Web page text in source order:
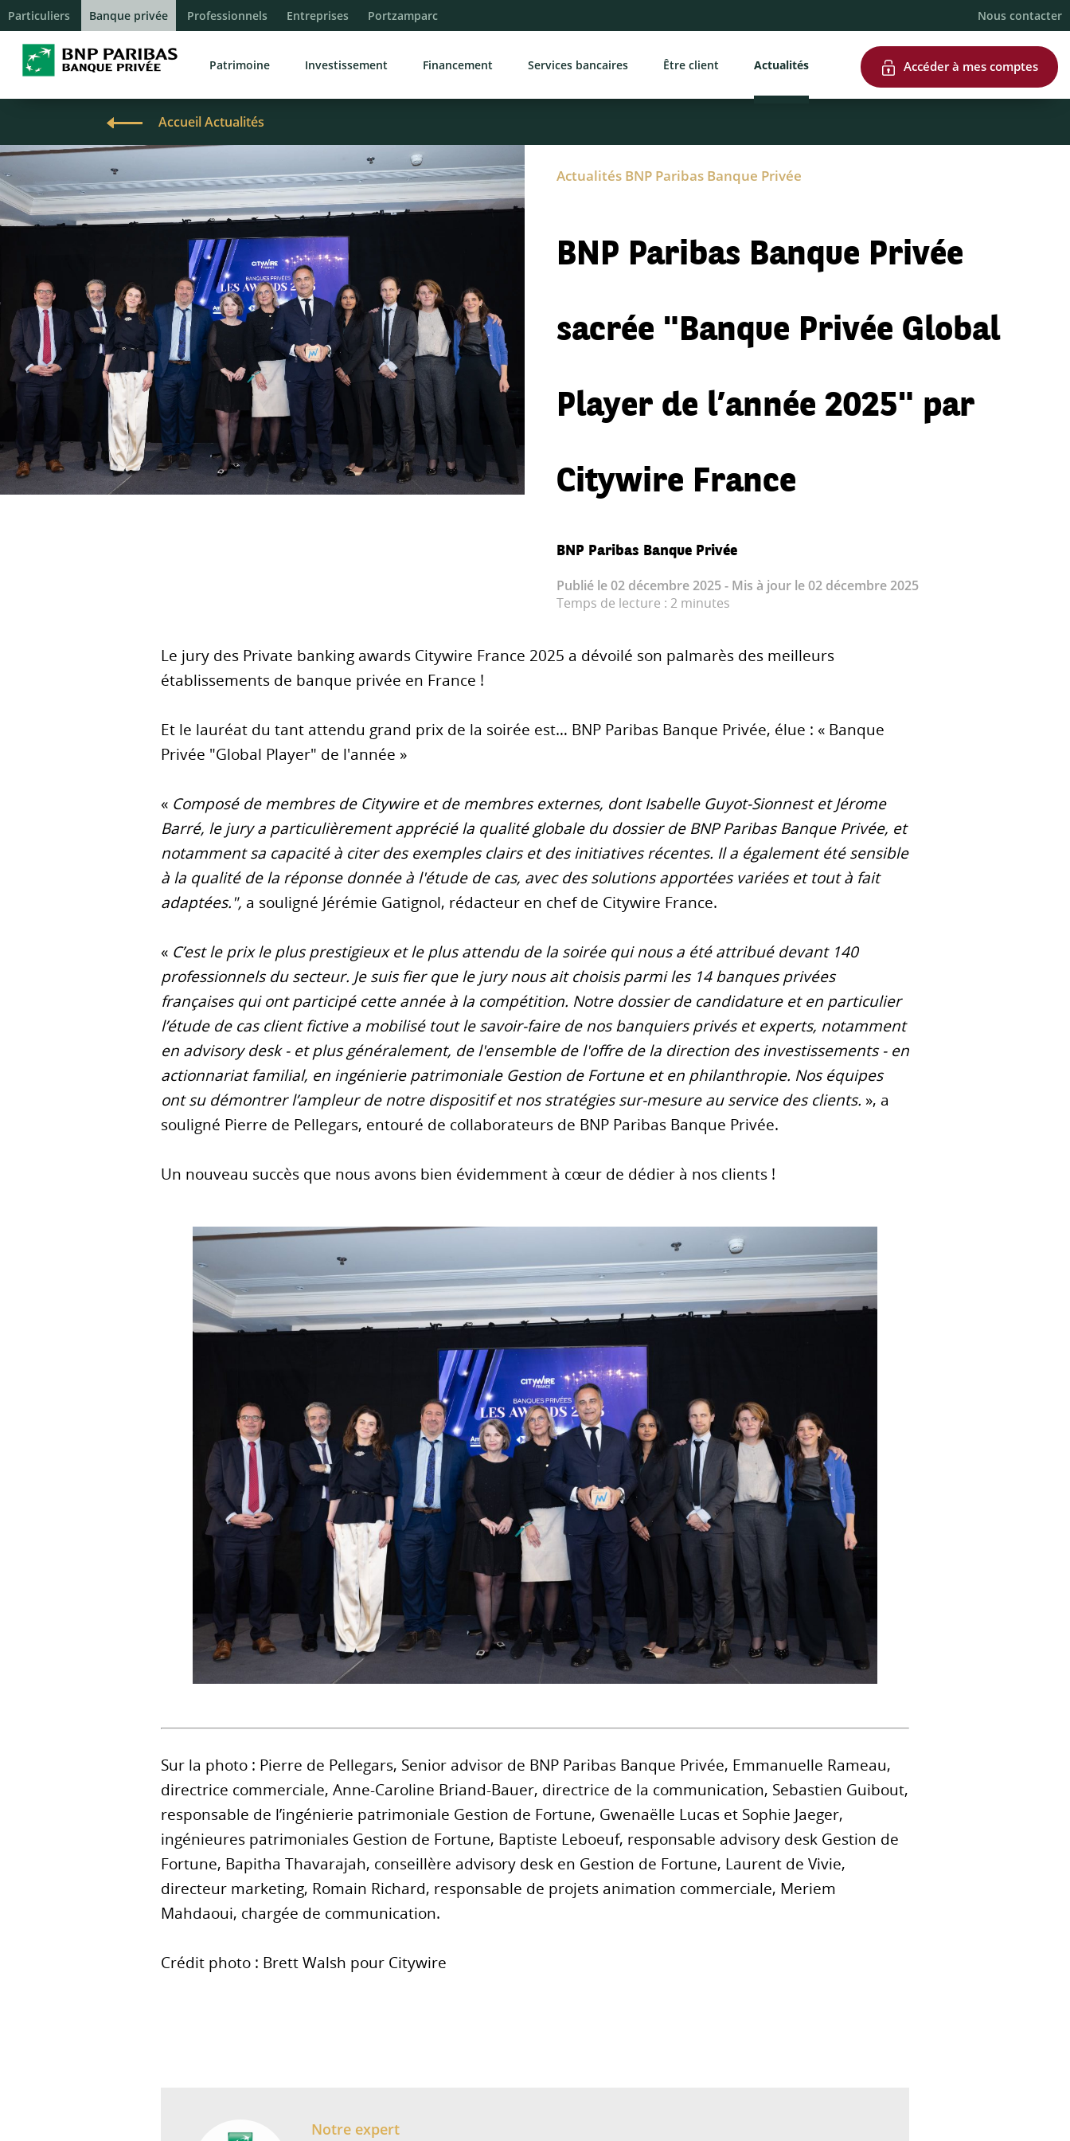
Particuliers Banque privée Professionnels Entreprises Portzamparc Nous contacter
Patrimoine Investissement Financement Services bancaires Être client Actualités Accéder à mes comptes
Accueil Actualités
Actualités BNP Paribas Banque Privée
BNP Paribas Banque Privée
sacrée "Banque Privée Global
Player de l’année 2025" par
Citywire France
BNP Paribas Banque Privée
Publié le 02 décembre 2025 - Mis à jour le 02 décembre 2025
Temps de lecture : 2 minutes
Le jury des Private banking awards Citywire France 2025 a dévoilé son palmarès des meilleurs
établissements de banque privée en France !
Et le lauréat du tant attendu grand prix de la soirée est… BNP Paribas Banque Privée, élue : « Banque
Privée "Global Player" de l'année »
« Composé de membres de Citywire et de membres externes, dont Isabelle Guyot-Sionnest et Jérome
Barré, le jury a particulièrement apprécié la qualité globale du dossier de BNP Paribas Banque Privée, et
notamment sa capacité à citer des exemples clairs et des initiatives récentes. Il a également été sensible
à la qualité de la réponse donnée à l'étude de cas, avec des solutions apportées variées et tout à fait
adaptées.", a souligné Jérémie Gatignol, rédacteur en chef de Citywire France.
« C’est le prix le plus prestigieux et le plus attendu de la soirée qui nous a été attribué devant 140
professionnels du secteur. Je suis fier que le jury nous ait choisis parmi les 14 banques privées
françaises qui ont participé cette année à la compétition. Notre dossier de candidature et en particulier
l’étude de cas client fictive a mobilisé tout le savoir-faire de nos banquiers privés et experts, notamment
en advisory desk - et plus généralement, de l'ensemble de l'offre de la direction des investissements - en
actionnariat familial, en ingénierie patrimoniale Gestion de Fortune et en philanthropie. Nos équipes
ont su démontrer l’ampleur de notre dispositif et nos stratégies sur-mesure au service des clients. », a
souligné Pierre de Pellegars, entouré de collaborateurs de BNP Paribas Banque Privée.
Un nouveau succès que nous avons bien évidemment à cœur de dédier à nos clients !
Sur la photo : Pierre de Pellegars, Senior advisor de BNP Paribas Banque Privée, Emmanuelle Rameau,
directrice commerciale, Anne-Caroline Briand-Bauer, directrice de la communication, Sebastien Guibout,
responsable de l’ingénierie patrimoniale Gestion de Fortune, Gwenaëlle Lucas et Sophie Jaeger,
ingénieures patrimoniales Gestion de Fortune, Baptiste Leboeuf, responsable advisory desk Gestion de
Fortune, Bapitha Thavarajah, conseillère advisory desk en Gestion de Fortune, Laurent de Vivie,
directeur marketing, Romain Richard, responsable de projets animation commerciale, Meriem
Mahdaoui, chargée de communication.
Crédit photo : Brett Walsh pour Citywire
Notre expert